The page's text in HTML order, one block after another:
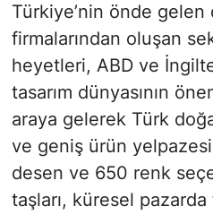
Türkiye’nin önde gelen
firmalarından oluşan
heyetleri, ABD ve
tasarım dünyasının
araya gelerek Türk
ve geniş ürün
desen ve 650 renk
taşları, küresel